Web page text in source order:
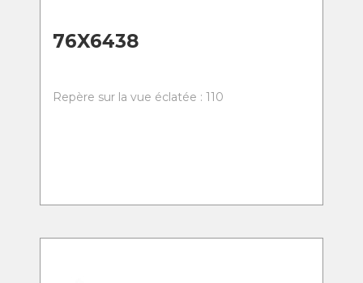
76X6438
Repère sur la vue éclatée : 110